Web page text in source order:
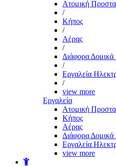
Aτομική
/
Kήπος
/
Αέρας
/
Διάφορα
/
Εργαλεία
/
view more
Εργαλεία
Aτομική
Kήπος
Αέρας
Διάφορα
Εργαλεία
view more